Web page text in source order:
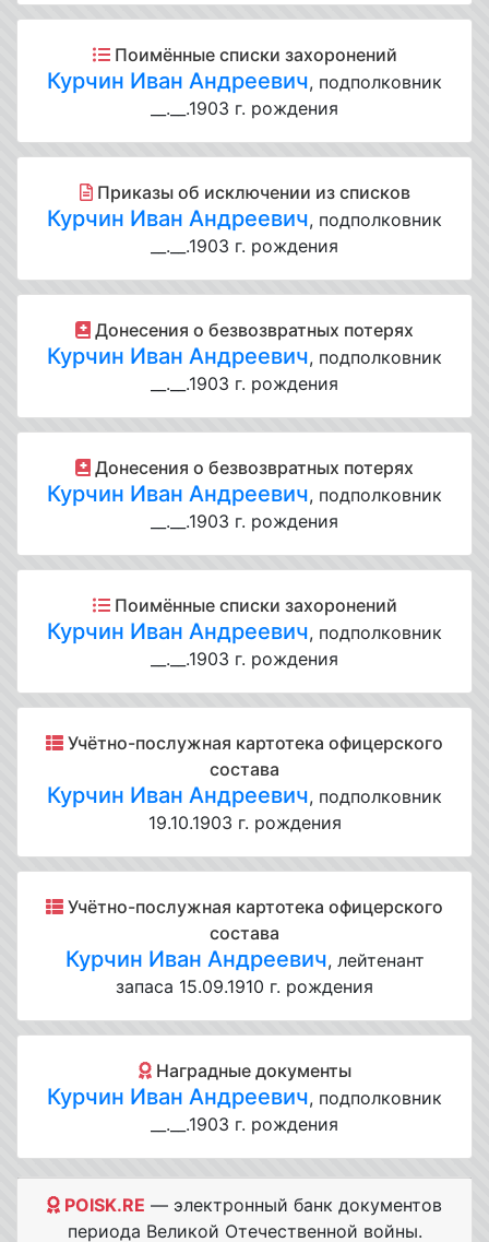
Поимённые списки захоронений
Курчин Иван Андреевич, подполковник
__.__.1903 г. рождения
Приказы об исключении из списков
Курчин Иван Андреевич, подполковник
__.__.1903 г. рождения
Донесения о безвозвратных потерях
Курчин Иван Андреевич, подполковник
__.__.1903 г. рождения
Донесения о безвозвратных потерях
Курчин Иван Андреевич, подполковник
__.__.1903 г. рождения
Поимённые списки захоронений
Курчин Иван Андреевич, подполковник
__.__.1903 г. рождения
Учётно-послужная картотека офицерского
состава
Курчин Иван Андреевич, подполковник
19.10.1903 г. рождения
Учётно-послужная картотека офицерского
состава
Курчин Иван Андреевич, лейтенант
запаса 15.09.1910 г. рождения
Наградные документы
Курчин Иван Андреевич, подполковник
__.__.1903 г. рождения
POISK.RE — электронный банк документов
периода Великой Отечественной войны.